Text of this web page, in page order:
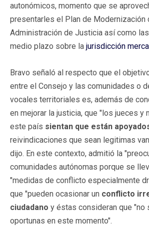
autonómicos, momento que se
presentarles el Plan de Modernización
Administración de Justicia así como
medio plazo sobre la jurisdicción
Bravo señaló al respecto que el
entre el Consejo y las comunidades o
vocales territoriales es, además de
en mejorar la justicia, que "los jueces y
este país sientan que están
reivindicaciones que sean legitimas
dijo. En este contexto, admitió la
comunidades autónomas porque se
"medidas de conflicto especialmente
que "pueden ocasionar un conflicto
ciudadano y éstas consideran que "no
oportunas en este momento".